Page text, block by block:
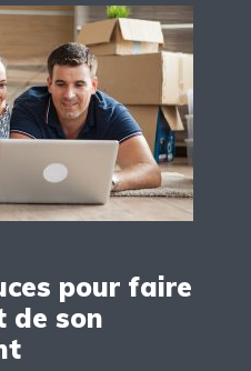
pour faire
de son